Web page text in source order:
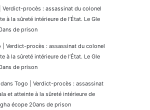
Verdict-procès : assassinat du colonel
à la sûreté intérieure de l’État. Le Gle
de prison
| Verdict-procès : assassinat du colonel
à la sûreté intérieure de l’État. Le Gle
de prison
dans Togo | Verdict-procès : assassinat
et atteinte à la sûreté intérieure de
écope 20ans de prison